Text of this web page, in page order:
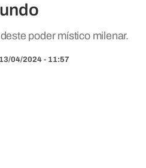
poder místico milenar.
13/04/2024 - 11:57